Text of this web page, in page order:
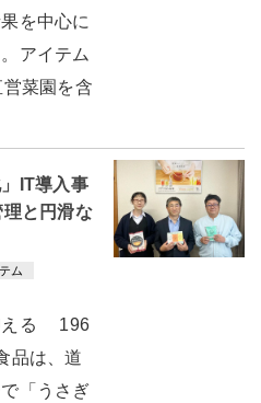
を中心に
アイテム
菜園を含
IT導入事
と円滑な
ム
える 196
品は、道
「うさぎ